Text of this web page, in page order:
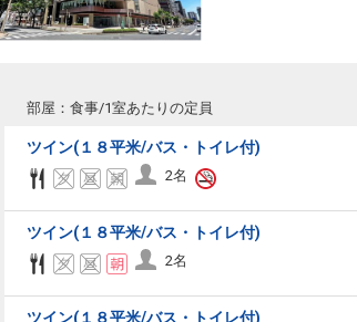
部屋：食事/1室あたりの定員
ツイン(１８平米/バス・トイレ付)
2名
ツイン(１８平米/バス・トイレ付)
2名
ツイン(１８平米/バス・トイレ付)